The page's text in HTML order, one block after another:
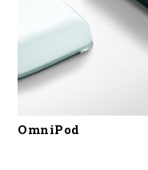
OmniPod